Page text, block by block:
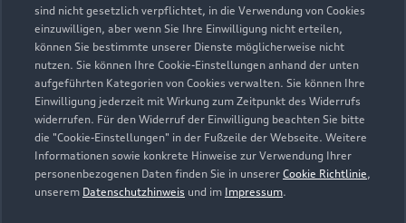
sind nicht gesetzlich verpflichtet, in die Verwendung von Cookies
einzuwilligen, aber wenn Sie Ihre Einwilligung nicht erteilen,
können Sie bestimmte unserer Dienste möglicherweise nicht
nutzen. Sie können Ihre Cookie-Einstellungen anhand der unten
aufgeführten Kategorien von Cookies verwalten. Sie können Ihre
Einwilligung jederzeit mit Wirkung zum Zeitpunkt des Widerrufs
widerrufen. Für den Widerruf der Einwilligung beachten Sie bitte
die "Cookie-Einstellungen" in der Fußzeile der Webseite. Weitere
Informationen sowie konkrete Hinweise zur Verwendung Ihrer
personenbezogenen Daten finden Sie in unserer Cookie Richtlinie,
unserem Datenschutzhinweis und im Impressum.
Zur Audi Shopping World